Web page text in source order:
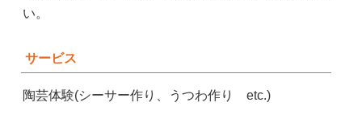
い。
サービス
陶芸体験(シーサー作り、うつわ作り etc.)